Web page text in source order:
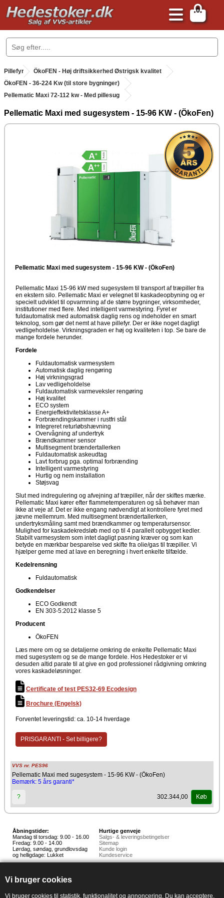
Vi bruger cookies
Vi bruger cookies til statistik, funktionalitet og annoncering. Du kan acceptere,
0
.
Pillefyr . ÖkoFEN - Høj driftsikkerhed Østrigsk kvalitet
ÖkoFEN - 36-224 Kw (til store bygninger)
Pellematic Maxi 72-112 kw - Med pillesug
Pellematic Maxi med sugesystem - 15-96 KW - (ÖkoFen)
Pellematic Maxi med sugesystem - 15-96 KW - (ÖkoFen)
Pellematic Maxi 15-96 kW med sugesystem til transport af træpiller fra
en ekstern silo. Pellematic Maxi er velegnet til kaskadeopbyning og er
specielt udviklet til opvarmning af de større bygninger, virksomheder,
institutioner med flere. Med intelligent varmestyring. Fyret er
fuldautomatisk med automatisk daglig rens og indeholder en smart
teknolog, som gør det nemt at have pillefyr. Der er ikke noget dagligt
vedligeholdelse. Virkningsgraden er høj og kvaliteten i top. Se bare de
mange fordele herunder.
Fordele
Fuldautomatisk varmesystem
Automatisk daglig rengøring
Høj virkningsgrad
Lav vedligeholdelse
Fuldautomatisk varmeveksler rengøring
Høj kvalitet
ECO system
Energieffektivitetsklasse A+
Forbrændingskammer i rustfri stål
Integreret returløbshævning
Overvågning af undertryk
Brændkammer sensor
Multisegment brændertallerken
Fuldautomatisk askeudtag
Lavt forbrug pga. optimal forbrænding
Intelligent varmestyring
Hurtig og nem installation
Støjsvag
Slut med indregulering og afvejning af træpiller, når der skiftes mærke.
Pellematic Maxi kører efter flammetemperaturen og så behøver man
ikke at veje af. Det er ikke engang nødvendigt at kontrollere fyret med
jævne mellemrum. Med multisegment brændertallerken,
undertryksmåling samt med brændkammer og temperatursensor.
Mulighed for kaskadekredsløb med op til 4 parallelt opbygget kedler.
Stabilt varmesystem som intet dagligt pasning kræver og som kan
betyde en mærkbar besparelse ved skifte fra olie/gas til træpiller. Vi
hjælper gerne med at lave en beregning i hvert enkelte tilfælde.
Kedelrensning
Fuldautomatisk
Godkendelser
ECO Godkendt
EN 303-5:2012 klasse 5
Producent
ÖkoFEN
Læs mere om og se detaljerne omkring de enkelte Pellematic Maxi
med sugesystem og se de mange fordele. Hos Hedestoker er vi
desuden altid parate til at give en god professionel rådgivning omkring
vores kaskadeløsninger.
Certificate of test PES32-69 Ecodesign
Brochure (Engelsk)
Forventet leveringstid: ca. 10-14 hverdage
PRISGARANTI - Set billigere?
VVS nr. PES96
Pellematic Maxi med sugesystem - 15-96 KW - (ÖkoFen)
Bemærk: 5 års garanti*
? 302.344,00 Køb
Åbningstider:
Mandag til torsdag: 9.00 - 16.00
Fredag: 9.00 - 14.00
Lørdag, søndag, grundlovsdag
og helligdage: Lukket
Hurtige genveje
Salgs- & leveringsbetingelser
Sitemap
Kunde login
Kundeservice
Hunnerupvej 3, 6920 Videbæk
E-mail:salg@hedestoker.dk
PA: